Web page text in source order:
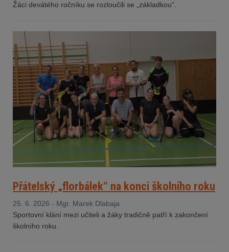
Žáci devátého ročníku se rozloučili se „základkou“.
Přátelský „florbálek“ na konci školního roku
25. 6. 2026 - Mgr. Marek Dlabaja
Sportovní klání mezi učiteli a žáky tradičně patří k zakončení
školního roku.